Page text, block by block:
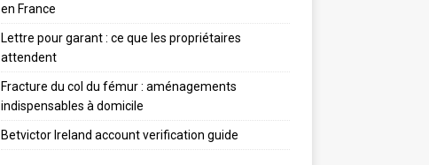
en France
Lettre pour garant : ce que les propriétaires
attendent
Fracture du col du fémur : aménagements
indispensables à domicile
Betvictor Ireland account verification guide